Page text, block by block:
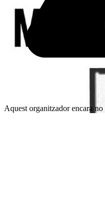
Aquest organitzador encara no